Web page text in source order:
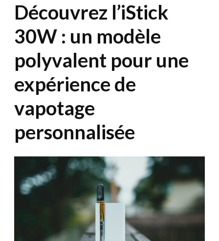
Découvrez l’iStick
30W : un modèle
polyvalent pour une
expérience de
vapotage
personnalisée